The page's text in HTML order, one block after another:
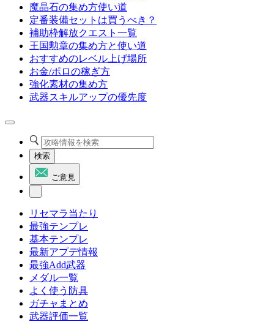
魔晶石の集め方使い道
定番装備セットは買うべき？
補助枠解放クエスト一覧
王国勲章の集め方と使い道
おすすめのレベル上げ場所
お金/ポロの稼ぎ方
強化素材の集め方
武器スキルアップの優先度
検索
ご意見
リセマラ当たり
最強テンプレ
基本テンプレ
最新アプデ情報
最強Add武器
メダル一覧
よく使う防具
ガチャまとめ
武器評価一覧